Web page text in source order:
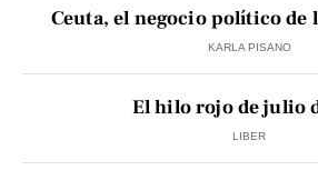
Ceuta, el negocio político
KARLA PISANO
El hilo rojo de julio
LIBER